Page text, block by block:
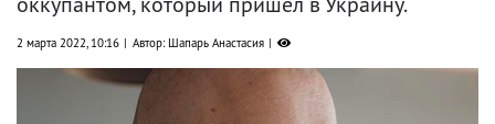
2 марта 2022, 10:16 Автор: Шапарь Анастасия